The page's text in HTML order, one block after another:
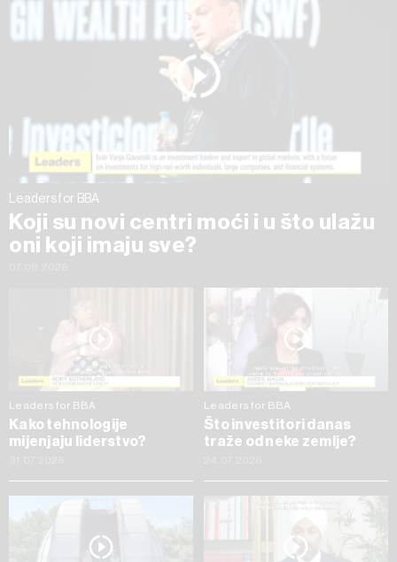
na „Prikaži detalje“. Privolu možete u bilo kojem trenutku
povući bez negativnih posljedica.
Leaders for BBA
Koji su novi centri moći i u što ulažu
oni koji imaju sve?
Leaders for BBA
Kako tehnologije
mijenjaju liderstvo?
Leaders for BBA
Što investitori danas
traže od neke zemlje?